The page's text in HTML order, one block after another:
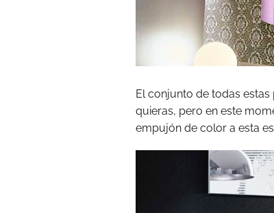
El conjunto de todas
quieras, pero en este
empujón de color a esta